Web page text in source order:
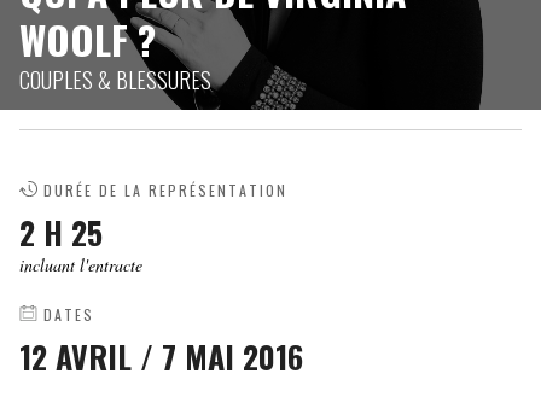
WOOLF ?
COUPLES & BLESSURES
DURÉE DE LA REPRÉSENTATION
2 H 25
incluant l'entracte
DATES
12 AVRIL / 7 MAI 2016